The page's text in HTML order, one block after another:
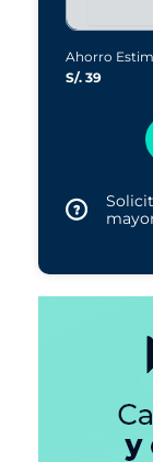
Ahorro
S/. 39